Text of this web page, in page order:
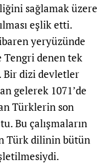
sağlamak üzere
eşlik etti.
yeryüzünde
Tengri denen tek
Bir dizi devletler
gelerek 1071’de
Türklerin son
Bu çalışmaların
Türk dilinin bütün